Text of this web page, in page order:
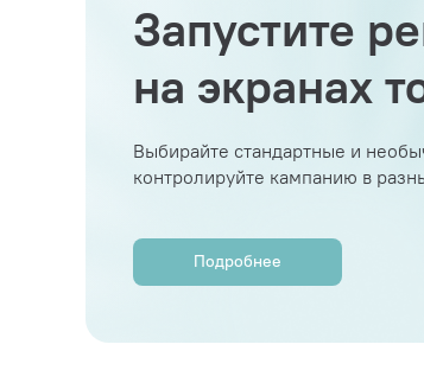
Запустите
на экранах
Выбирайте стандартные и
контролируйте кампанию в
Подробнее